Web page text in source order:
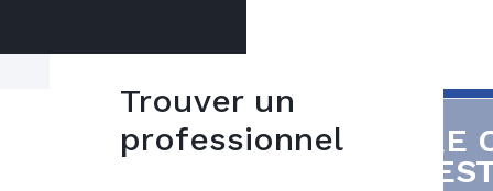
Ne pas faire
entretenir son
VOTRE
FIOUL
Trouver un
professionnel
5